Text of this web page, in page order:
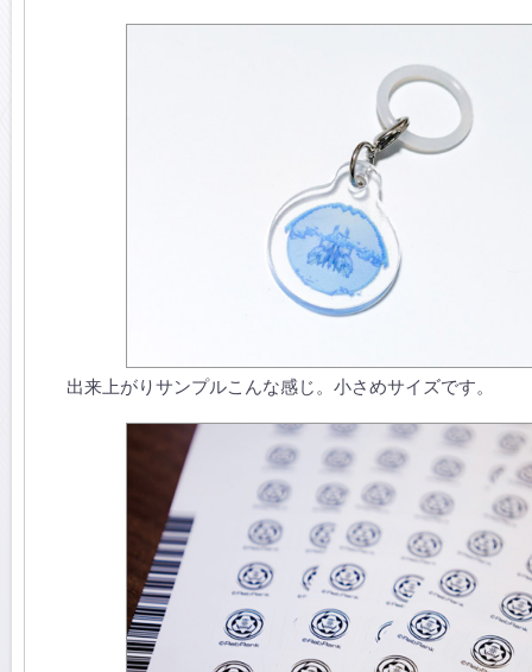
出来上がりサンプルこんな感じ。小さめサイズです。